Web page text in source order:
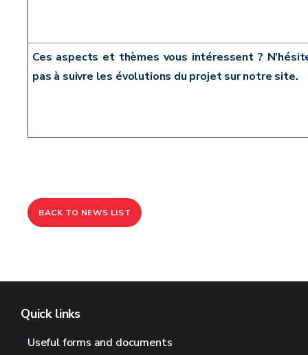
Ces aspects et thèmes vous intéressent ?
pas à suivre les évolutions du projet sur notre site.
BACK TO NEWS LIST
Quick links
Useful forms and documents